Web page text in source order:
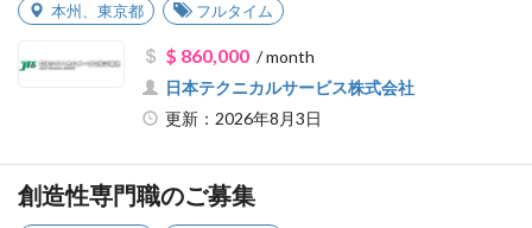
本州 東京都 フルタイム
$ 860,000/ month
日本テクニカルサービス株式会社
更新：2026年8月3日
創造性専門職のご募集